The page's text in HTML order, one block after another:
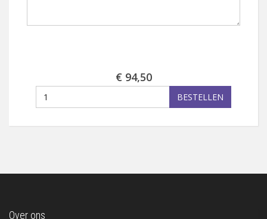
€ 94,50
BESTELLEN
Over ons